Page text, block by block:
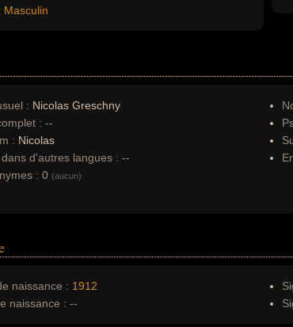
Masculin
: Nicolas Greschny
: --
: Nicolas
d'autres langues : --
: 0 (aucun)
naissance : 1912
naissance : --